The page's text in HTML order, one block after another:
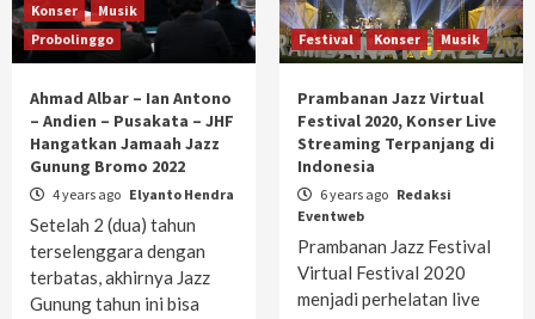
Konser
Musik
Probolinggo
Ahmad Albar – Ian Antono
– Andien – Pusakata – JHF
Hangatkan Jamaah Jazz
Gunung Bromo 2022
4 years ago Elyanto Hendra
Setelah 2 (dua) tahun
terselenggara dengan
terbatas, akhirnya Jazz
Gunung tahun ini bisa
Festival Konser Musik
Prambanan Jazz Virtual
Festival 2020, Konser Live
Streaming Terpanjang di
Indonesia
6 years ago Redaksi
Eventweb
Prambanan Jazz Festival
Virtual Festival 2020
menjadi perhelatan live